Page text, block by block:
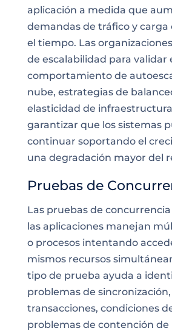
aplicación a medida que
demandas de tráfico y carga
el tiempo. Las
de escalabilidad para validar
comportamiento de
nube, estrategias de
elasticidad de
garantizar que los sistemas
continuar soportando el
una degradación mayor del
Pruebas de
Las pruebas de
las aplicaciones manejan
o procesos intentando
mismos recursos
tipo de prueba ayuda a
problemas de
transacciones, condiciones
problemas de contención de